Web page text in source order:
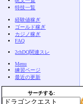
特技一覧
経験値稼ぎ
ゴールド稼ぎ
カジノ稼ぎ
FAQ
2chDQ関連スレ
Menu
練習ページ
最近の更新
サーチする: